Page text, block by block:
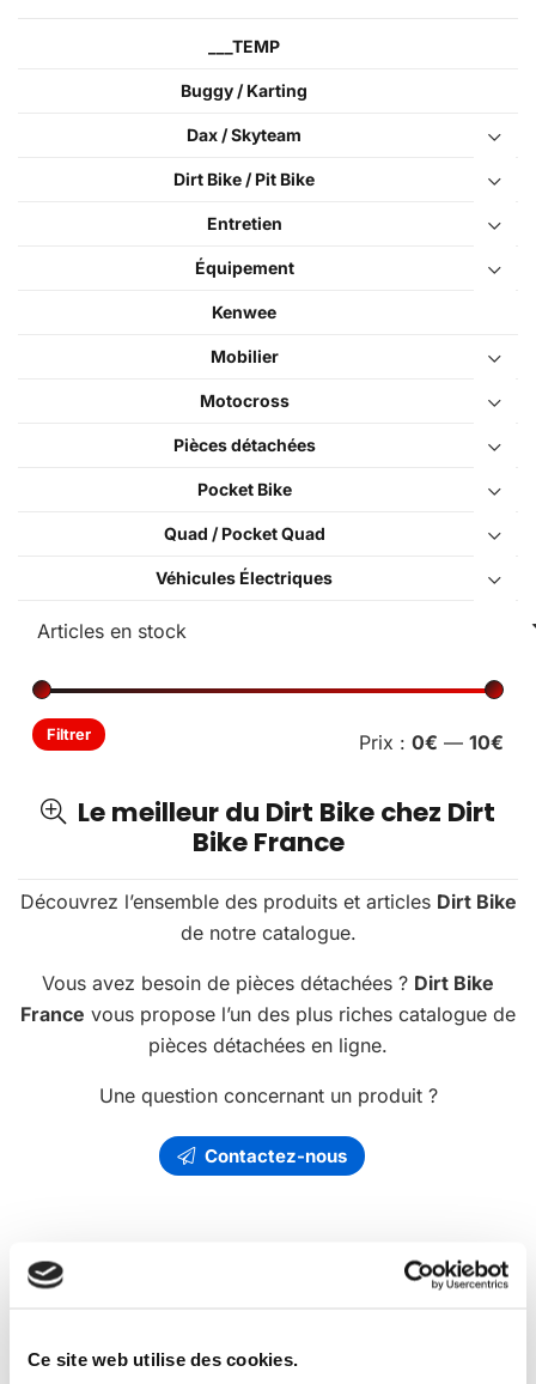
Ce site web utilise des cookies.
___TEMP
Buggy / Karting
Dax / Skyteam
Dirt Bike / Pit Bike
Entretien
Équipement
Kenwee
Mobilier
Motocross
Pièces détachées
Pocket Bike
Quad / Pocket Quad
Véhicules Électriques
Filtrer Prix : 0€ — 10€
Le meilleur du Dirt Bike chez Dirt
Bike France
Découvrez l’ensemble des produits et articles Dirt Bike
de notre catalogue.
Vous avez besoin de pièces détachées ? Dirt Bike
France vous propose l’un des plus riches catalogue de
pièces détachées en ligne.
Une question concernant un produit ?
Contactez-nous
Les Dirt Bike France